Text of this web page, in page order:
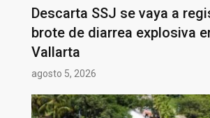
Descarta SSJ se vaya a
brote de diarrea explosiva
Vallarta
agosto 5, 2026